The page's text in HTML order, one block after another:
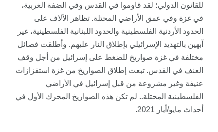
للقانون الدولي؛ لقد قاوموا في القدس وفي الضفة الغربية،
في غزة وفي عمق الأراضي المحتلة. تظاهر الآلاف على
الحدود الأردنية الفلسطينية والحدود اللبنانية الفلسطينية، غير
آبهين بالتهديد الإسرائيلي بإطلاق النار عليهم. وأطلقت فصائل
مختلفة في غزة صواريخ للضغط على إسرائيل من أجل وقف
العنف في القدس. تبعت إطلاق الصواريخ من غزة استفزازات
عنيفة وغير مشروعة من قبل إسرائيل في الأراضي
الفلسطينية المحتلة.. لم تكن هذه الصواريخ المحرك الأول في
أحداث مايو/أيار 2021.